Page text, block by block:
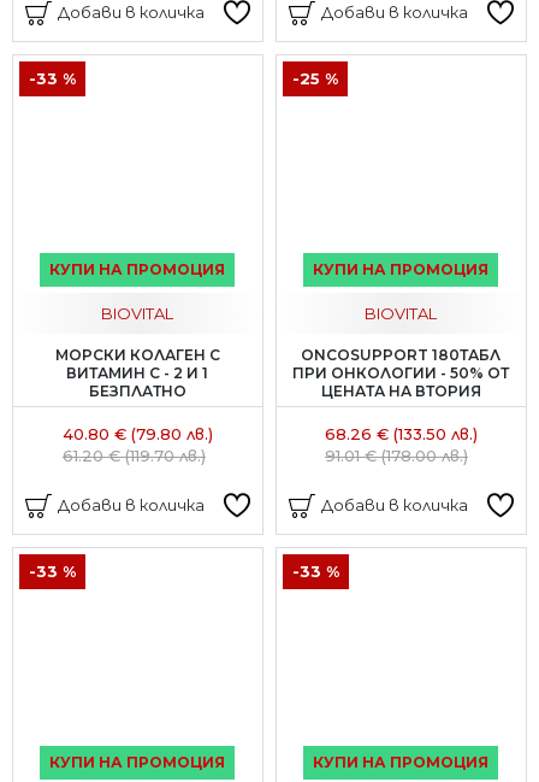
Добави в количка Добави в количка
КУПИ НА ПРОМОЦИЯ
-33 %
BIOVITAL
МОРСКИ КОЛАГЕН С
ВИТАМИН С - 2 И 1
БЕЗПЛАТНО
40.80 € (79.80 лв.)
61.20 € (119.70 лв.)
Добави в количка
КУПИ НА ПРОМОЦИЯ
-25 %
BIOVITAL
ONCOSUPPORT 180ТАБЛ
ПРИ ОНКОЛОГИИ - 50% ОТ
ЦЕНАТА НА ВТОРИЯ
68.26 € (133.50 лв.)
91.01 € (178.00 лв.)
Добави в количка
КУПИ НА ПРОМОЦИЯ
-33 %
КУПИ НА ПРОМОЦИЯ
-33 %